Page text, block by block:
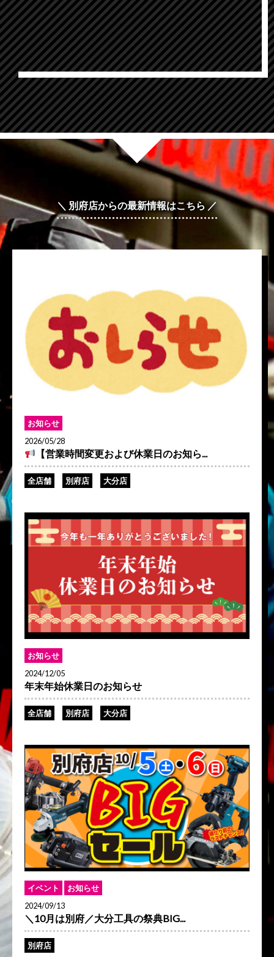
＼ 別府店からの最新情報はこちら ／
お知らせ
2026/05/28
【営業時間変更および休業日のお知ら...
全店舗 別府店 大分店
お知らせ
2024/12/05
年末年始休業日のお知らせ
全店舗 別府店 大分店
イベント
お知らせ
2024/09/13
＼10月は別府／大分工具の祭典BIG...
別府店